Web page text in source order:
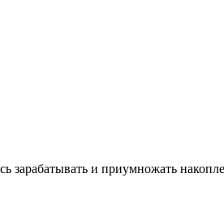
и приумножать